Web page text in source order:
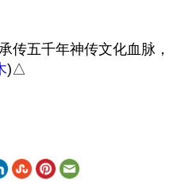
传五千年神传文化血脉，
)△